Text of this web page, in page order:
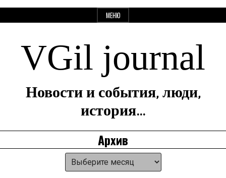
к
МЕНЮ
VGil journal
Новости и события, люди,
история…
Архив
Архив